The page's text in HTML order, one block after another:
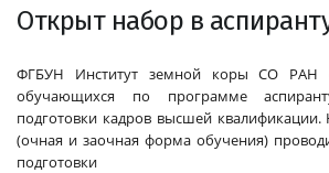
Открыт набор в
ФГБУН Институт земной коры СО РАН
обучающихся по программе
подготовки кадров высшей квалификации.
(очная и заочная форма обучения)
подготовки